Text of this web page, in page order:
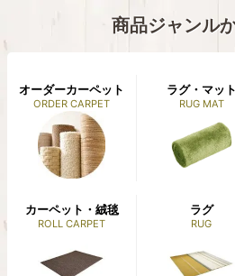
商品ジャンル
オーダーカーペット
ORDER CARPET
ラグ・マット
RUG MAT
カーペット・絨毯
ROLL CARPET
ラグ
RUG